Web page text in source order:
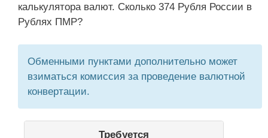
калькулятора валют. Сколько 374 Рубля России в
Рублях ПМР?
Обменными пунктами дополнительно может
взиматься комиссия за проведение валютной
конвертации.
Требуется